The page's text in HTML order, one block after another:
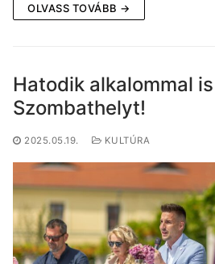
OLVASS TOVÁBB →
Hatodik alkalommal
Szombathelyt!
2025.05.19. KULTÚRA